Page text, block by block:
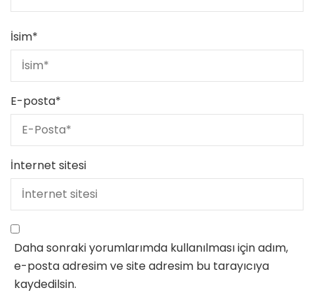
İsim*
E-posta*
İnternet sitesi
Daha sonraki yorumlarımda kullanılması için adım,
e-posta adresim ve site adresim bu tarayıcıya
kaydedilsin.